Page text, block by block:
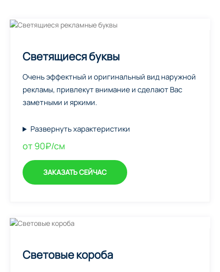
Светящиеся буквы
Очень эффектный и оригинальный вид наружной
рекламы, привлекут внимание и сделают Вас
заметными и яркими.
Развернуть характеристики
от 90₽/см
ЗАКАЗАТЬ СЕЙЧАС
Световые короба